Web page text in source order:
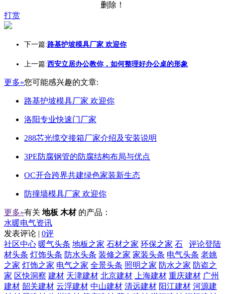
删除！
打赏
下一篇:路基护坡模具厂家 欢迎你
上一篇:西安立居办公教你，如何整理好办公桌的形象
更多»您可能感兴趣的文章:
路基护坡模具厂家 欢迎你
洛阳专业快速门厂家
288芯光缆交接箱厂家介绍及安装说明
3PE防腐钢管的防腐结构布局与优点
OC开合跨界共建绿色家装新生态
防撞墙模具厂家 欢迎你
更多»有关 地板 木材 的产品：
水暖电气资讯
发表评论 | 0评
评论登陆
社区中心 暖气头条 地板之家 石材之家 环保之家 石
材头条 灯饰头条 防水头条 装修之家 家装头条 电气头条 老姚
之家 灯饰之家 电气之家 全景头条 照明之家 防水之家 防盗之
家 区快洞察 建材 天津建材 北京建材 上海建材 重庆建材 广州
建材 韶关建材 云浮建材 中山建材 清远建材 阳江建材 河源建